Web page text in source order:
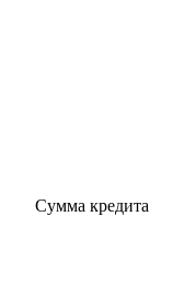
Сумма кредита